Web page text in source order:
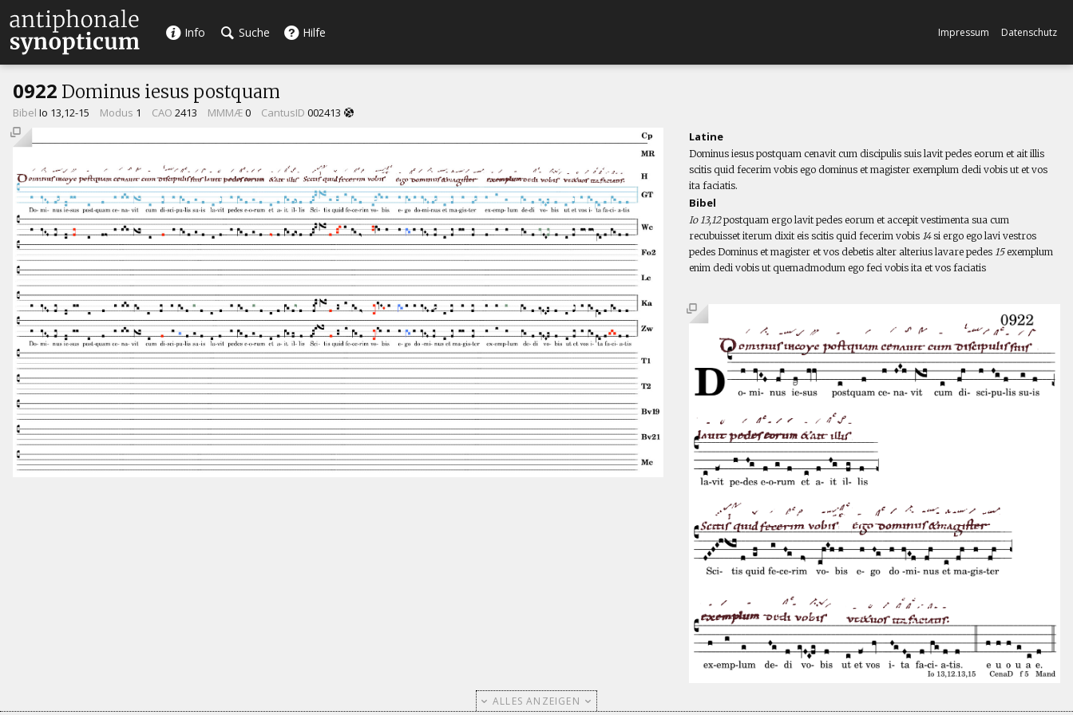
Info Suche Hilfe Impressum Datenschutz
0922 Dominus iesus postquam
Bibel Io 13,12-15 Modus 1 CAO 2413 MMMÆ0 CantusID 002413
Latine
Dominus iesus postquam cenavit cum discipulis suis lavit pedes eorum et ait illis
scitis quid fecerim vobis ego dominus et magister exemplum dedi vobis ut et vos
ita faciatis.
Bibel
Io 13,12postquam ergo lavit pedes eorum et accepit vestimenta sua cum
recubuisset iterum dixit eis scitis quid fecerim vobis 14si ergo ego lavi vestros
pedes Dominus et magister et vos debetis alter alterius lavare pedes 15exemplum
enim dedi vobis ut quemadmodum ego feci vobis ita et vos faciatis
ALLES ANZEIGEN